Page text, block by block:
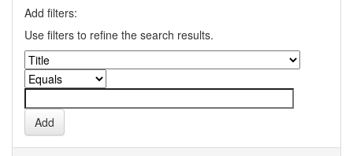
Add filters:
Use filters to refine the search results.